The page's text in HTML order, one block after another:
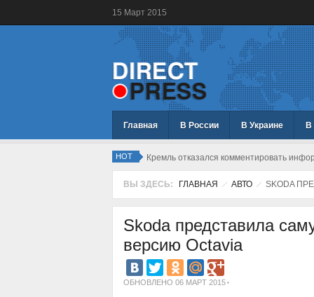
15 Март 2015
Главная В России В Украине В
HOT Кремль отказался комментировать
ВЫ ЗДЕСЬ: ГЛАВНАЯ АВТО SKODA
Skoda представила
версию Octavia
ОБНОВЛЕНО 06 МАРТ 2015